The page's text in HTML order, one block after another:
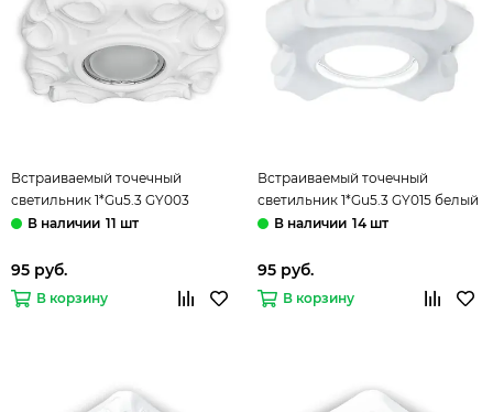
Встраиваемый точечный
светильник 1*Gu5.3 GY003
белый Gypsum Gauss
11 шт
95 руб.
В корзину
Встраиваемый точечный
светильник 1*Gu5.3 GY015 белый
Gypsum Exclusive Gauss
14 шт
95 руб.
В корзину